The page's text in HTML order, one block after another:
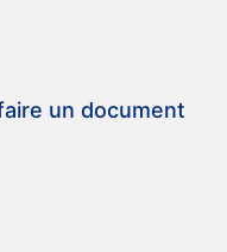
un document